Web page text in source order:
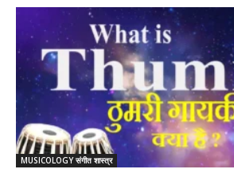
MUSICOLOGY संगीत शास्त्र